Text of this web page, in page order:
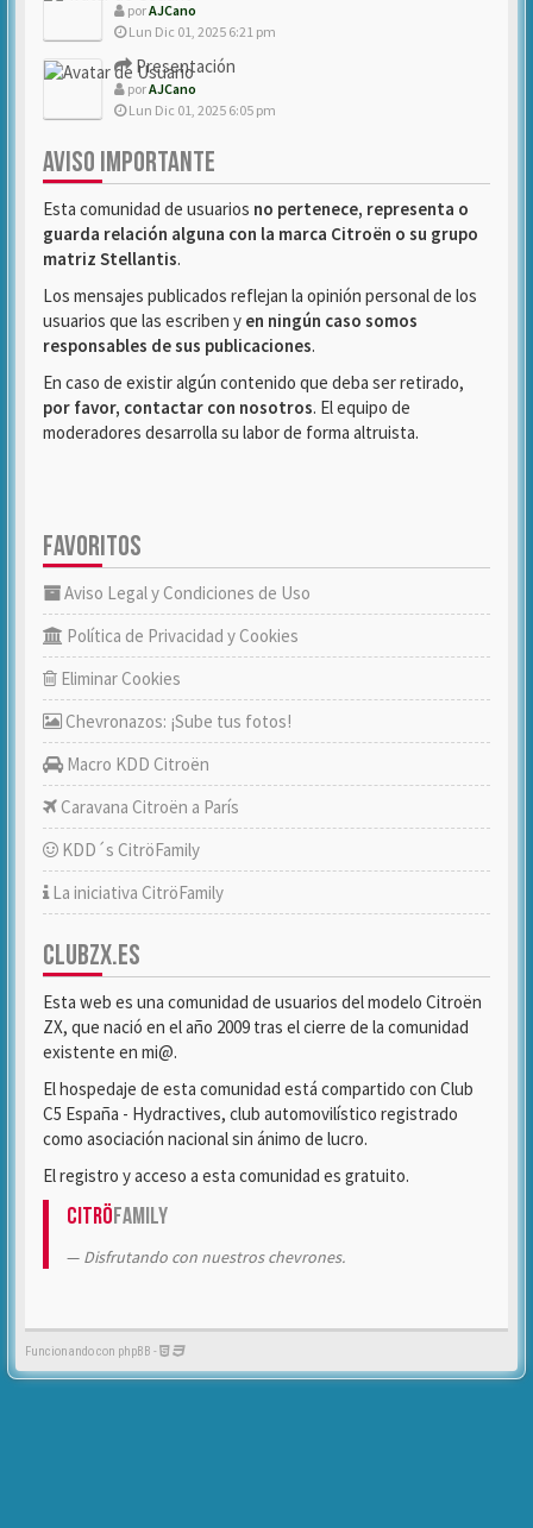
porAJCano
Lun Dic 01, 2025 6:21 pm
Presentación
porAJCano
Lun Dic 01, 2025 6:05 pm
AVISO IMPORTANTE
Esta comunidad de usuarios no pertenece, representa o
guarda relación alguna con la marca Citroën o su grupo
matriz Stellantis.
Los mensajes publicados reflejan la opinión personal de los
usuarios que las escriben y en ningún caso somos
responsables de sus publicaciones.
En caso de existir algún contenido que deba ser retirado,
por favor, contactar con nosotros. El equipo de
moderadores desarrolla su labor de forma altruista.
FAVORITOS
Aviso Legal y Condiciones de Uso
Política de Privacidad y Cookies
Eliminar Cookies
Chevronazos: ¡Sube tus fotos!
Macro KDD Citroën
Caravana Citroën a París
KDD´s CitröFamily
La iniciativa CitröFamily
CLUBZX.ES
Esta web es una comunidad de usuarios del modelo Citroën
ZX, que nació en el año 2009 tras el cierre de la comunidad
existente en mi@.
El hospedaje de esta comunidad está compartido con Club
C5 España - Hydractives, club automovilístico registrado
como asociación nacional sin ánimo de lucro.
El registro y acceso a esta comunidad es gratuito.
CitröFamily
Disfrutando con nuestros chevrones.
Funcionando con phpBB -